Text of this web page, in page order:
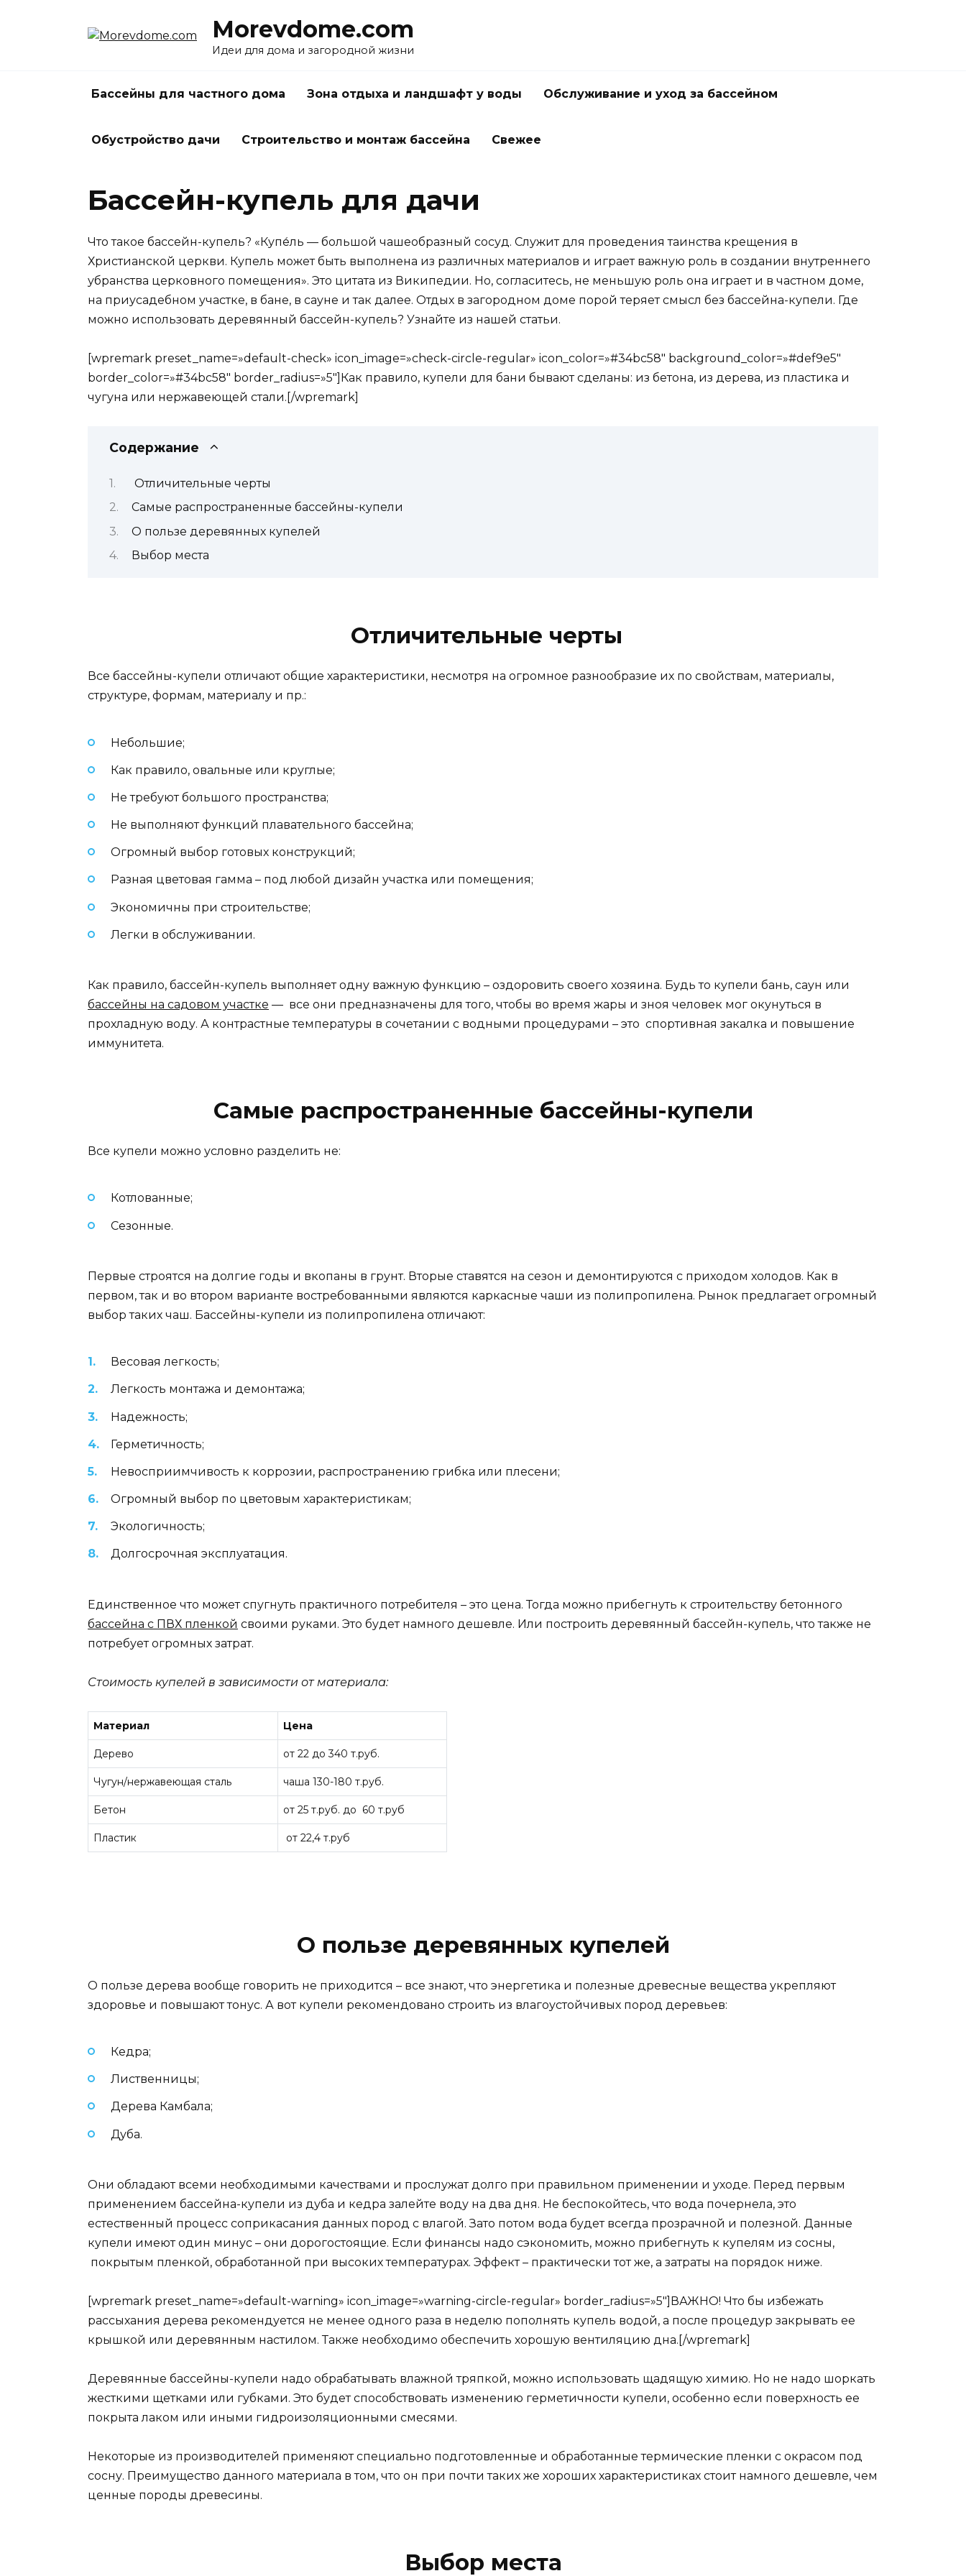
Morevdome.com
Идеи для дома и загородной жизни
Бассейны для частного дома Зона отдыха и ландшафт у воды Обслуживание и уход за бассейном
Обустройство дачи Строительство и монтаж бассейна Свежее
Бассейн-купель для дачи
Что такое бассейн-купель? «Купе́ль — большой чашеобразный сосуд. Служит для проведения таинства крещения в
Христианской церкви. Купель может быть выполнена из различных материалов и играет важную роль в создании внутреннего
убранства церковного помещения». Это цитата из Википедии. Но, согласитесь, не меньшую роль она играет и в частном доме,
на приусадебном участке, в бане, в сауне и так далее. Отдых в загородном доме порой теряет смысл без бассейна-купели. Где
можно использовать деревянный бассейн-купель? Узнайте из нашей статьи.
[wpremark preset_name=»default-check» icon_image=»check-circle-regular» icon_color=»#34bc58″ background_color=»#def9e5″
border_color=»#34bc58″ border_radius=»5″]Как правило, купели для бани бывают сделаны: из бетона, из дерева, из пластика и
чугуна или нержавеющей стали.[/wpremark]
Содержание
Отличительные черты
Самые распространенные бассейны-купели
О пользе деревянных купелей
Выбор места
Отличительные черты
Все бассейны-купели отличают общие характеристики, несмотря на огромное разнообразие их по свойствам, материалы,
структуре, формам, материалу и пр.:
Небольшие;
Как правило, овальные или круглые;
Не требуют большого пространства;
Не выполняют функций плавательного бассейна;
Огромный выбор готовых конструкций;
Разная цветовая гамма – под любой дизайн участка или помещения;
Экономичны при строительстве;
Легки в обслуживании.
Как правило, бассейн-купель выполняет одну важную функцию – оздоровить своего хозяина. Будь то купели бань, саун или
бассейны на садовом участке — все они предназначены для того, чтобы во время жары и зноя человек мог окунуться в
прохладную воду. А контрастные температуры в сочетании с водными процедурами – это спортивная закалка и повышение
иммунитета.
Самые распространенные бассейны-купели
Все купели можно условно разделить не:
Котлованные;
Сезонные.
Первые строятся на долгие годы и вкопаны в грунт. Вторые ставятся на сезон и демонтируются с приходом холодов. Как в
первом, так и во втором варианте востребованными являются каркасные чаши из полипропилена. Рынок предлагает огромный
выбор таких чаш. Бассейны-купели из полипропилена отличают:
Весовая легкость;
Легкость монтажа и демонтажа;
Надежность;
Герметичность;
Невосприимчивость к коррозии, распространению грибка или плесени;
Огромный выбор по цветовым характеристикам;
Экологичность;
Долгосрочная эксплуатация.
Единственное что может спугнуть практичного потребителя – это цена. Тогда можно прибегнуть к строительству бетонного
бассейна с ПВХ пленкой своими руками. Это будет намного дешевле. Или построить деревянный бассейн-купель, что также не
потребует огромных затрат.
Стоимость купелей в зависимости от материала:
Материал Цена
Дерево от 22 до 340 т.руб.
Чугун/нержавеющая сталь чаша 130-180 т.руб.
Бетон от 25 т.руб. до 60 т.руб
Пластик от 22,4 т.руб
О пользе деревянных купелей
О пользе дерева вообще говорить не приходится – все знают, что энергетика и полезные древесные вещества укрепляют
здоровье и повышают тонус. А вот купели рекомендовано строить из влагоустойчивых пород деревьев:
Кедра;
Лиственницы;
Дерева Камбала;
Дуба.
Они обладают всеми необходимыми качествами и прослужат долго при правильном применении и уходе. Перед первым
применением бассейна-купели из дуба и кедра залейте воду на два дня. Не беспокойтесь, что вода почернела, это
естественный процесс соприкасания данных пород с влагой. Зато потом вода будет всегда прозрачной и полезной. Данные
купели имеют один минус – они дорогостоящие. Если финансы надо сэкономить, можно прибегнуть к купелям из сосны,
покрытым пленкой, обработанной при высоких температурах. Эффект – практически тот же, а затраты на порядок ниже.
[wpremark preset_name=»default-warning» icon_image=»warning-circle-regular» border_radius=»5″]ВАЖНО! Что бы избежать
рассыхания дерева рекомендуется не менее одного раза в неделю пополнять купель водой, а после процедур закрывать ее
крышкой или деревянным настилом. Также необходимо обеспечить хорошую вентиляцию дна.[/wpremark]
Деревянные бассейны-купели надо обрабатывать влажной тряпкой, можно использовать щадящую химию. Но не надо шоркать
жесткими щетками или губками. Это будет способствовать изменению герметичности купели, особенно если поверхность ее
покрыта лаком или иными гидроизоляционными смесями.
Некоторые из производителей применяют специально подготовленные и обработанные термические пленки с окрасом под
сосну. Преимущество данного материала в том, что он при почти таких же хороших характеристиках стоит намного дешевле, чем
ценные породы древесины.
Выбор места